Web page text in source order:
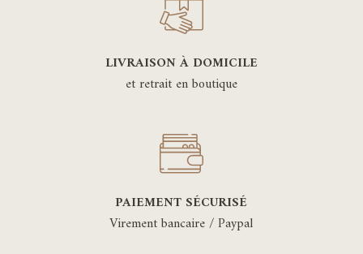
LIVRAISON À DOMICILE
et retrait en boutique
PAIEMENT SÉCURISÉ
Virement bancaire / Paypal